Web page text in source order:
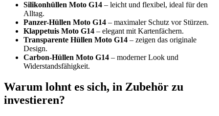
Silikonhüllen Moto G14 – leicht und flexibel, ideal für den
Alltag.
Panzer-Hüllen Moto G14 – maximaler Schutz vor Stürzen.
Klappetuis Moto G14 – elegant mit Kartenfächern.
Transparente Hüllen Moto G14 – zeigen das originale
Design.
Carbon-Hüllen Moto G14 – moderner Look und
Widerstandsfähigkeit.
Warum lohnt es sich, in Zubehör zu
investieren?